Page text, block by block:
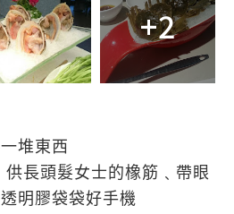
+2
堆東西
供長頭髮女士的橡筋﹑帶眼
明膠袋袋好手機